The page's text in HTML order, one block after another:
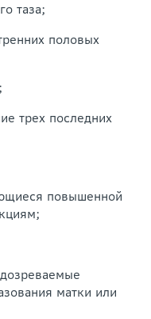
таза;
половых
трех последних
повышенной
матки или